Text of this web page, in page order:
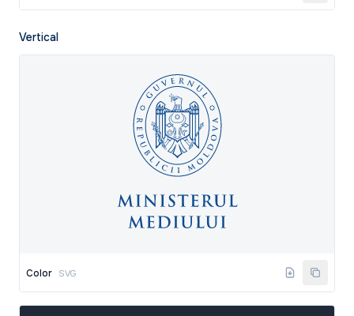
Vertical
Color SVG